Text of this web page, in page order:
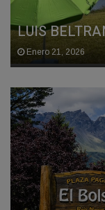
LUIS
Enero 21, 2026